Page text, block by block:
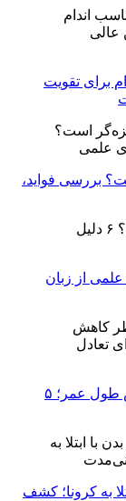
برای تقویت
بررسی فواید،
قهوه تلخ بنوشیم؟ ۶ دلیل علمی از زبان
مصرف بیش از حد پروتئین و خطر کاهش طول عمر؛ ۵
به کرونا؛ کشف